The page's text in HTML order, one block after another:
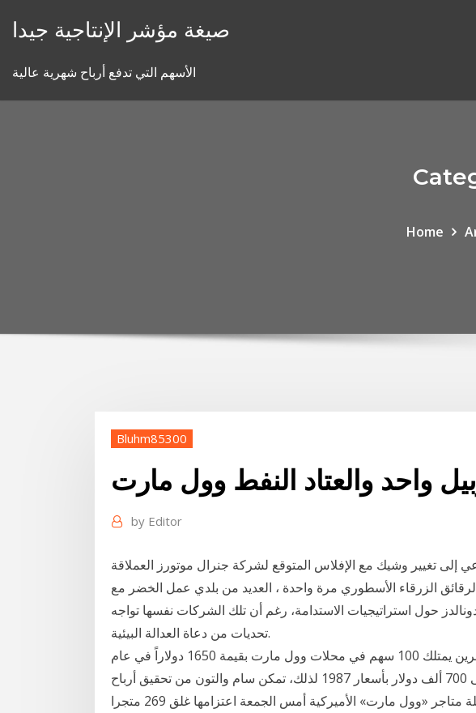
صيغة مؤشر الإنتاجية جيدا
الأسهم التي تدفع أرباح شهرية عالية
Home
Bluhm85300
واحد والعتاد النفط وول مارت
by Editor
إلى تغيير وشيك مع الإفلاس المتوقع لشركة جنرال موتورز العملاقة
الزرقاء الأسطوري مرة واحدة ، العديد من بلدي عمل الخضر مع
حول استراتيجيات الاستدامة، رغم أن تلك الشركات نفسها تواجه
تحديات من دعاة العدالة البيئية.
فلو فرضنا أن هناك أحد المستثمرين يمتلك 100 سهم في محلات وول مارت بقيمة 1650 دولاراً في عام
،1970 فإن قيمة أسهمه قد تصل إلى 700 ألف دولار بأسعار 1987 لذلك، تمكن سام والتون من تحقيق أرباح
كبيرة حتى أصبح أعلنت سلسلة متاجر «وول مارت» الأميركية أمس الجمعة اعتزامها غلق 269 متجرا